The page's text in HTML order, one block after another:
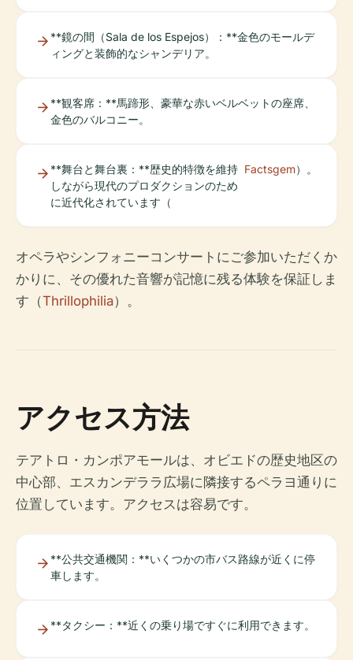
**鏡の間（Sala de los Espejos）：**金色のモールデ
ィングと装飾的なシャンデリア。
**観客席：**馬蹄形、豪華な赤いベルベットの座席、
金色のバルコニー。
**舞台と舞台裏：**歴史的特徴を維持
しながら現代のプロダクションのため
に近代化されています（
Factsgem）。
オペラやシンフォニーコンサートにご参加いただくか
かりに、その優れた音響が記憶に残る体験を保証しま
す（Thrillophilia）。
アクセス方法
テアトロ・カンポアモールは、オビエドの歴史地区の
中心部、エスカンデララ広場に隣接するペラヨ通りに
位置しています。アクセスは容易です。
**公共交通機関：**いくつかの市バス路線が近くに停
車します。
**タクシー：**近くの乗り場ですぐに利用できます。